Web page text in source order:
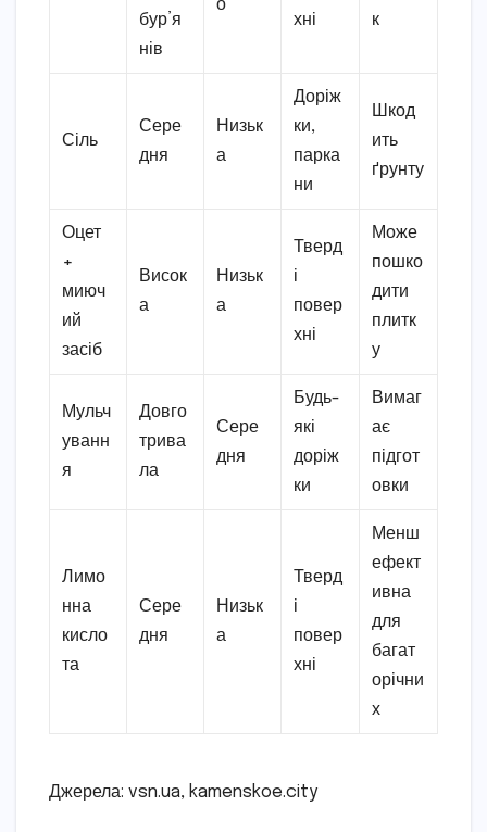
бур’я
нів
о
хні
к
Сіль
Сере
дня
Низьк
а
Доріж
ки,
парка
ни
Шкод
ить
ґрунту
Оцет
+
миюч
ий
засіб
Висок
а
Низьк
а
Тверд
і
повер
хні
Може
пошко
дити
плитк
у
Мульч
уванн
я
Довго
трива
ла
Сере
дня
Будь-
які
доріж
ки
Вимаг
ає
підгот
овки
Лимо
нна
кисло
та
Сере
дня
Низьк
а
Тверд
і
повер
хні
Менш
ефект
ивна
для
багат
орічни
х
Джерела: vsn.ua, kamenskoe.city